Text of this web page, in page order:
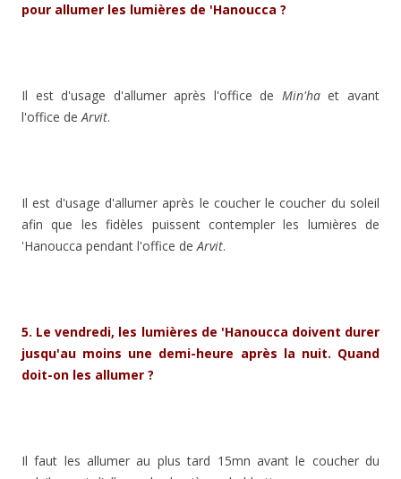
pour allumer les lumières de 'Hanoucca ?
Il est d'usage d'allumer après l'office de Min'haet avant
l'office deArvit.
Il est d'usage d'allumer après le coucher le coucher du soleil
afin que les fidèles puissent contempler les lumières de
'Hanoucca pendant l'office deArvit.
5. Le vendredi, les lumières de 'Hanoucca doivent durer
jusqu'au moins une demi-heure après la nuit. Quand
doit-on les allumer ?
Il faut les allumer au plus tard 15mn avant le coucher du